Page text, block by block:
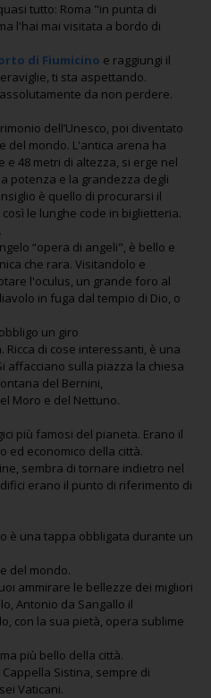
tutto: Roma "in punta di
l'hai mai visitata a bordo di
di Fiumicino e raggiungi il
ti sta aspettando.
da non perdere.
dell’Unesco, poi diventato
del mondo. L'antica arena ha
e 48 metri di altezza, si erge nel
potenza e la grandezza degli
è quello di procurarsi il
le lunghe code in biglietteria.
“opera di angeli", è bello e
che rara. Visitandolo e
l'oculus, un grande foro al
in fuga dal tempio di Dio, o
un giro
Ricca di cose interessanti, è una
affacciano sulla piazza la chiesa
del Bernini,
Moro e del Nettuno.
più famosi del pianeta. Erano il
ed economico della città.
sembra di tornare indietro nel
erano il punto di riferimento di
è una tappa obbligata durante un
del mondo.
ammirare le bellezze dei migliori
Antonio da Sangallo il
con la sua pietà, opera sublime
più bello della città.
Sistina, sempre di
Vaticani.